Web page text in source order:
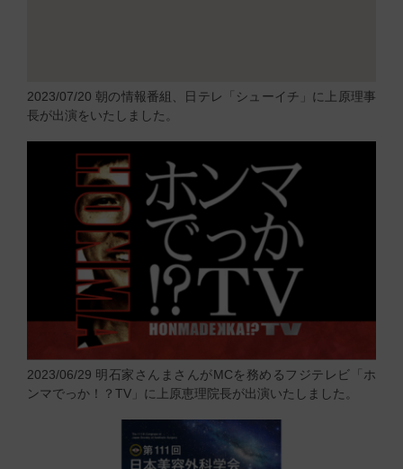
2023/07/20 朝の情報番組、日テレ「シューイチ」に上原理事
長が出演をいたしました。
2023/06/29 明石家さんまさんがMCを務めるフジテレビ「ホ
ンマでっか！？TV」に上原恵理院長が出演いたしました。